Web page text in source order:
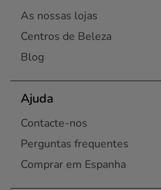
As nossas lojas
Centros de Beleza
Blog
Ajuda
Contacte-nos
Perguntas frequentes
Comprar em Espanha